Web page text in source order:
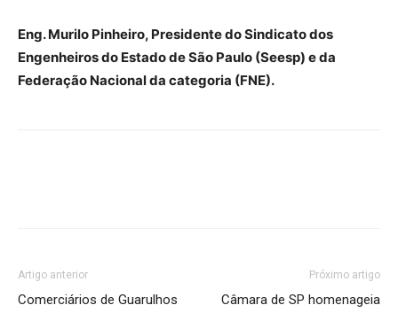
Eng. Murilo Pinheiro, Presidente do Sindicato dos
Engenheiros do Estado de São Paulo (Seesp) e da
Federação Nacional da categoria (FNE).
Artigo anterior
Comerciários de Guarulhos
Próximo artigo
Câmara de SP homenageia